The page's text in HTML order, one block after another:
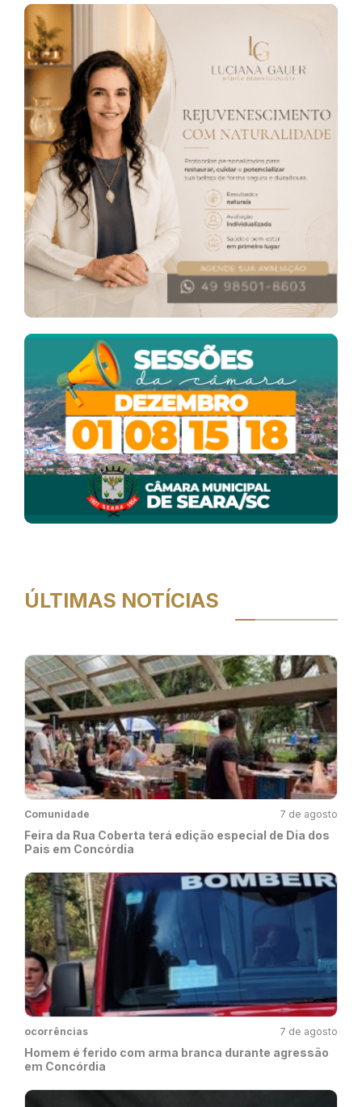
ÚLTIMAS NOTÍCIAS
Comunidade 7 de agosto
Feira da Rua Coberta terá edição especial de Dia dos
Pais em Concórdia
ocorrências 7 de agosto
Homem é ferido com arma branca durante agressão
em Concórdia